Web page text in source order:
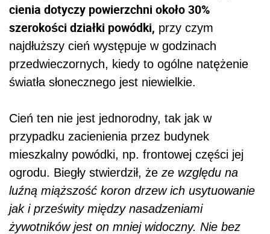
cienia dotyczy powierzchni około 30%
szerokości działki powódki, przy czym
najdłuższy cień występuje w godzinach
przedwieczornych, kiedy to ogólne natężenie
światła słonecznego jest niewielkie.
Cień ten nie jest jednorodny, tak jak w
przypadku zacienienia przez budynek
mieszkalny powódki, np. frontowej części jej
ogrodu. Biegły stwierdził, że ze względu na
luźną miąższość koron drzew ich usytuowanie
jak i prześwity między nasadzeniami
żywotników jest on mniej widoczny. Nie bez